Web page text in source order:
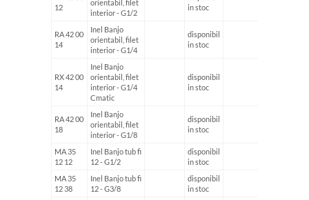
12
orientabil, filet
interior - G1/2
in stoc
RA 42 00
14
Inel Banjo
orientabil, filet
interior - G1/4
disponibil
in stoc
RX 42 00
14
Inel Banjo
orientabil, filet
interior - G1/4
Cmatic
disponibil
in stoc
RA 42 00
18
Inel Banjo
orientabil, filet
interior - G1/8
disponibil
in stoc
MA 35
12 12
Inel Banjo tub fi
12 - G1/2
disponibil
in stoc
MA 35
12 38
Inel Banjo tub fi
12 - G3/8
disponibil
in stoc